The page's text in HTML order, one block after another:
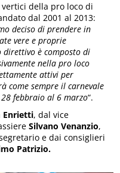
della pro loco di
dal 2001 al 2013:
deciso di prendere in
vere e proprie
è composto di
nella pro loco
attivi per
come sempre il carnevale
febbraio al 6 marzo“.
Enrietti, dal vice
Silvano Venanzio,
e dai consiglieri
Patrizio.